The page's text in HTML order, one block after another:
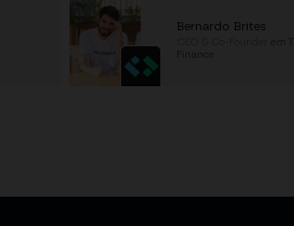
Bernardo Brites